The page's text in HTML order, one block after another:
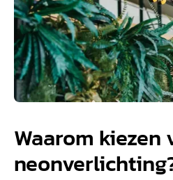
Waarom kiezen